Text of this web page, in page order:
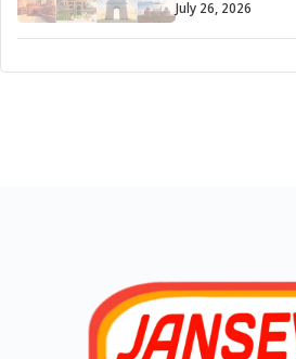
July 26, 2026